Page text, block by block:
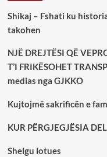
Shikaj – Fshati ku
takohen
NJË DREJTËSI QË
T’I FRIKËSOHET
medias nga GJKKO
Kujtojmë sakrificën e
KUR PËRGJEGJËSIA
Shelgu lotues